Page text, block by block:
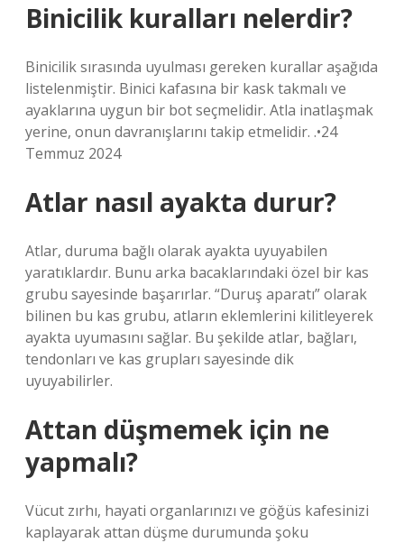
Binicilik kuralları nelerdir?
Binicilik sırasında uyulması gereken kurallar aşağıda
listelenmiştir. Binici kafasına bir kask takmalı ve
ayaklarına uygun bir bot seçmelidir. Atla inatlaşmak
yerine, onun davranışlarını takip etmelidir. .•24
Temmuz 2024
Atlar nasıl ayakta durur?
Atlar, duruma bağlı olarak ayakta uyuyabilen
yaratıklardır. Bunu arka bacaklarındaki özel bir kas
grubu sayesinde başarırlar. “Duruş aparatı” olarak
bilinen bu kas grubu, atların eklemlerini kilitleyerek
ayakta uyumasını sağlar. Bu şekilde atlar, bağları,
tendonları ve kas grupları sayesinde dik
uyuyabilirler.
Attan düşmemek için ne
yapmalı?
Vücut zırhı, hayati organlarınızı ve göğüs kafesinizi
kaplayarak attan düşme durumunda şoku